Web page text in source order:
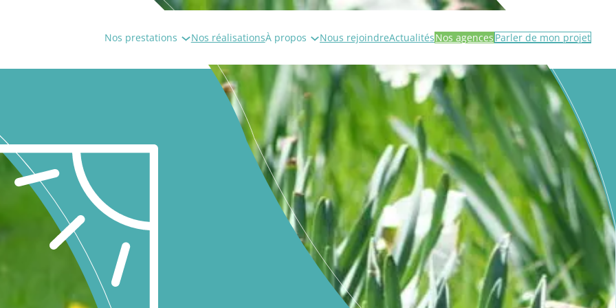
Nos prestations Nos réalisationsÀ propos Nous rejoindreActualitésNos agences Parler de mon projet